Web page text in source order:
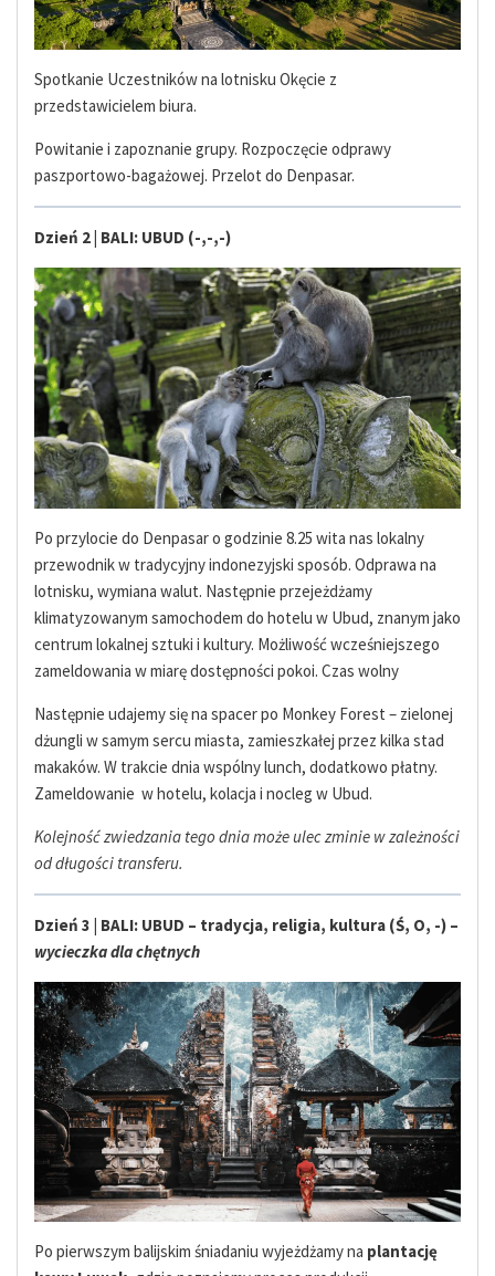
Spotkanie Uczestników na lotnisku Okęcie z
przedstawicielem biura.
Powitanie i zapoznanie grupy. Rozpoczęcie odprawy
paszportowo-bagażowej. Przelot do Denpasar.
Dzień 2 | BALI: UBUD (-,-,-)
Po przylocie do Denpasar o godzinie 8.25 wita nas lokalny
przewodnik w tradycyjny indonezyjski sposób. Odprawa na
lotnisku, wymiana walut. Następnie przejeżdżamy
klimatyzowanym samochodem do hotelu w Ubud, znanym jako
centrum lokalnej sztuki i kultury. Możliwość wcześniejszego
zameldowania w miarę dostępności pokoi. Czas wolny
Następnie udajemy się na spacer po Monkey Forest – zielonej
dżungli w samym sercu miasta, zamieszkałej przez kilka stad
makaków. W trakcie dnia wspólny lunch, dodatkowo płatny.
Zameldowanie w hotelu, kolacja i nocleg w Ubud.
Kolejność zwiedzania tego dnia może ulec zminie w zależności
od długości transferu.
Dzień 3 | BALI: UBUD – tradycja, religia, kultura (Ś, O, -) –
wycieczka dla chętnych
Po pierwszym balijskim śniadaniu wyjeżdżamy na plantację